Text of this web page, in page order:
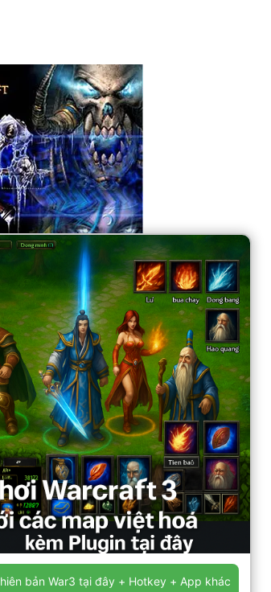
địch khi cần.
bản War3 tại đây + Hotkey + App khác